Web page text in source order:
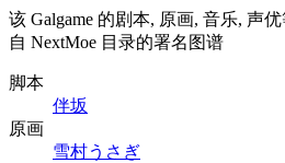
该 Galgame 的剧本, 原画, 音乐, 声
自 NextMoe 目录的署名图谱
脚本
伴坂
原画
雪村うさぎ